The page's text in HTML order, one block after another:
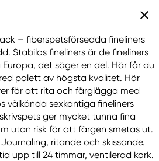
– fiberspetsförsedda fineliners
Stabilos fineliners är de fineliners
det säger en del. Här får du
palett av högsta kvalitet. Här
för att rita och färglägga med
välkända sexkantiga fineliners
ger mycket tunna fina
utan risk för att färgen smetas ut.
ritande och skissande.
upp till 24 timmar, ventilerad kork.